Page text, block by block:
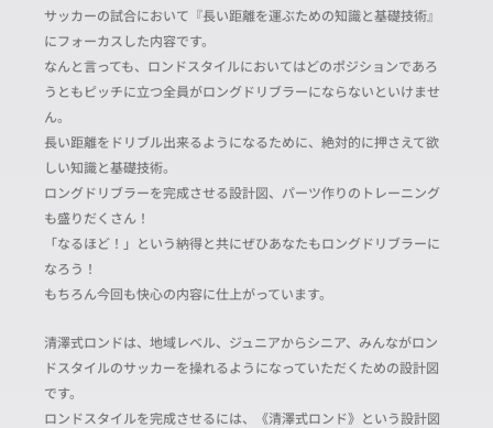
サッカーの試合において『長い距離を運ぶための知識と基礎技術』
にフォーカスした内容です。
なんと言っても、ロンドスタイルにおいてはどのポジションであろ
うともピッチに立つ全員がロングドリブラーにならないといけませ
ん。
長い距離をドリブル出来るようになるために、絶対的に押さえて欲
しい知識と基礎技術。
ロングドリブラーを完成させる設計図、パーツ作りのトレーニング
も盛りだくさん！
「なるほど！」という納得と共にぜひあなたもロングドリブラーに
なろう！
もちろん今回も快心の内容に仕上がっています。
清澤式ロンドは、地域レベル、ジュニアからシニア、みんながロン
ドスタイルのサッカーを操れるようになっていただくための設計図
です。
ロンドスタイルを完成させるには、《清澤式ロンド》という設計図